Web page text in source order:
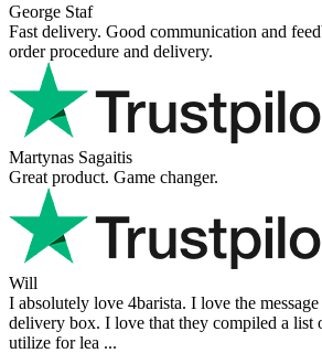
George Staf
Fast delivery. Good communication and
order procedure and delivery.
Martynas Sagaitis
Great product. Game changer.
Will
I absolutely love 4barista. I love the
delivery box. I love that they compiled a list
utilize for lea ...